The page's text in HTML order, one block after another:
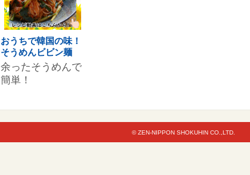
おうちで韓国の味！
そうめんビビン麺
余ったそうめんで
簡単！
© ZEN-NIPPON SHOKUHIN CO.,LTD.